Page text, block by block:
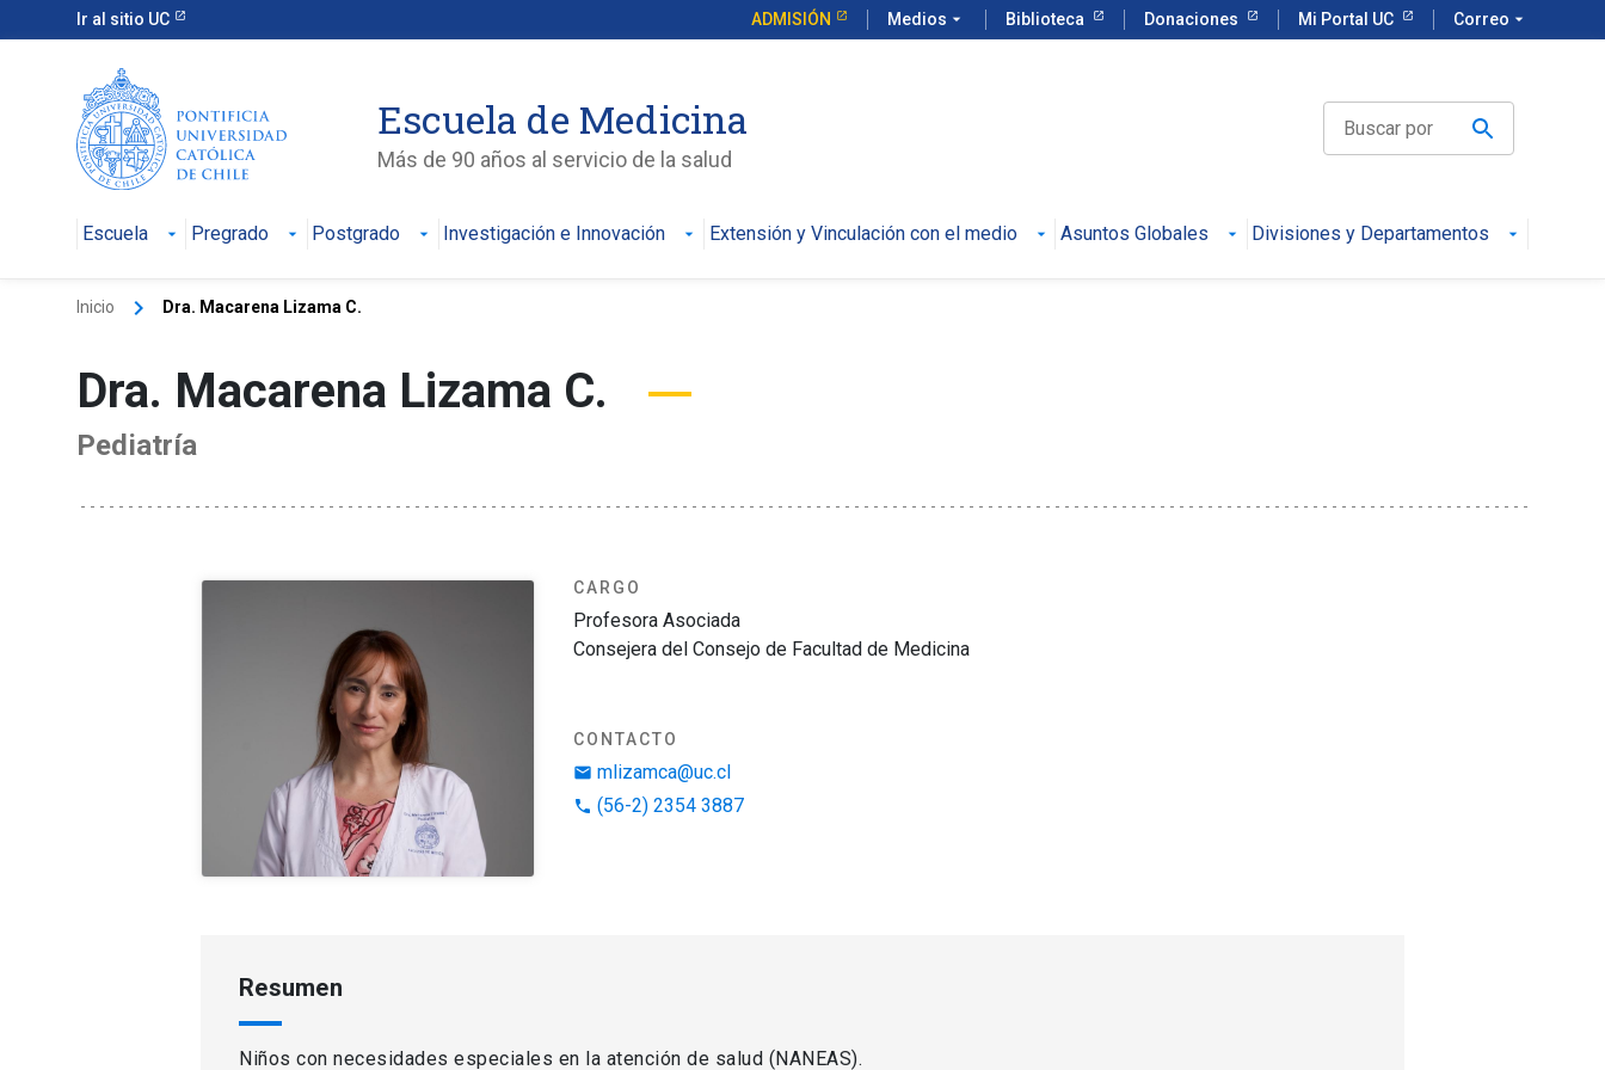
Ir al sitio UC ADMISIÓN Medios arrow_drop_down Biblioteca Donaciones Mi Portal UC Correo arrow_drop_down
Escuela de Medicina
Más de 90 años al servicio de la salud
Escuela Pregrado Postgrado Investigación e Innovación Extensión y Vinculación con el medio Asuntos Globales Divisiones y Departamentos
Inicio keyboard_arrow_right Dra. Macarena Lizama C.
Dra. Macarena Lizama C.
Pediatría
CARGO
Profesora Asociada
Consejera del Consejo de Facultad de Medicina
CONTACTO
email mlizamca@uc.cl
phone (56-2) 2354 3887
Resumen
Niños con necesidades especiales en la atención de salud (NANEAS).